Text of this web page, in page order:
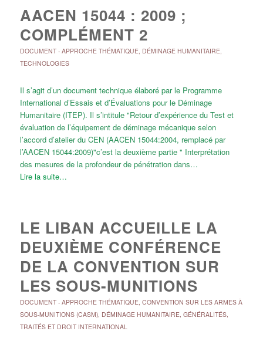
AACEN 15044 : 2009 ;
COMPLÉMENT 2
DOCUMENT- APPROCHE THÉMATIQUE, DÉMINAGE HUMANITAIRE,
TECHNOLOGIES
Il s’agit d’un document technique élaboré par le Programme
International d’Essais et d’Évaluations pour le Déminage
Humanitaire (ITEP). Il s’intitule "Retour d’expérience du Test et
évaluation de l’équipement de déminage mécanique selon
l’accord d’atelier du CEN (AACEN 15044:2004, remplacé par
l’AACEN 15044:2009)"c’est la deuxième partie " Interprétation
des mesures de la profondeur de pénétration dans…
Lire la suite…
LE LIBAN ACCUEILLE LA
DEUXIÈME CONFÉRENCE
DE LA CONVENTION SUR
LES SOUS-MUNITIONS
DOCUMENT- APPROCHE THÉMATIQUE, CONVENTION SUR LES ARMES À
SOUS-MUNITIONS (CASM), DÉMINAGE HUMANITAIRE, GÉNÉRALITÉS,
TRAITÉS ET DROIT INTERNATIONAL